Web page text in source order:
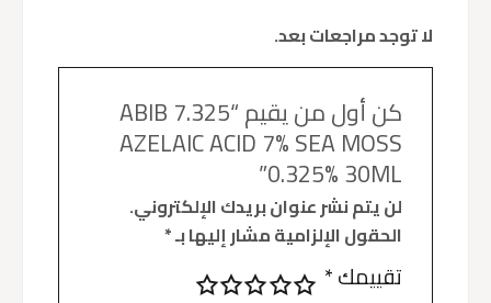
لا توجد مراجعات بعد.
كن أول من يقيم “ABIB 7.325
AZELAIC ACID 7% SEA MOSS
0.325% 30ML”
لن يتم نشر عنوان بريدك الإلكتروني.
الحقول الإلزامية مشار إليها بـ*
تقييمك*